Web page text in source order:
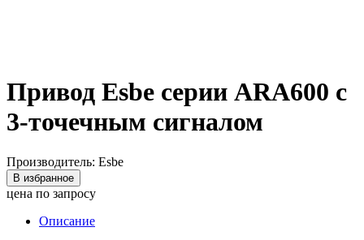
Привод Esbe серии ARA600 с
3-точечным сигналом
Производитель: Esbe
В избранное
цена по запросу
Описание